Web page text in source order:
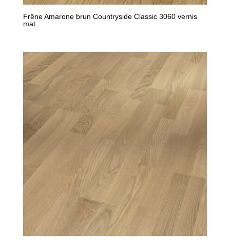
Frêne Amarone brun Countryside Classic 3060 vernis
mat